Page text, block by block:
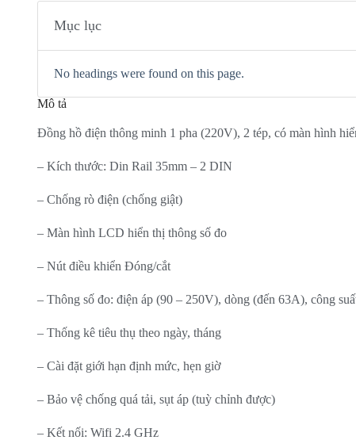
Mục lục
No headings were found on this page.
Mô tả
Đồng hồ điện thông minh 1 pha (220V), 2 tép, có màn hình
– Kích thước: Din Rail 35mm – 2 DIN
– Chống rò điện (chống giật)
– Màn hình LCD hiển thị thông số đo
– Nút điều khiển Đóng/cắt
– Thông số đo: điện áp (90 – 250V), dòng (đến 63A), công
– Thống kê tiêu thụ theo ngày, tháng
– Cài đặt giới hạn định mức, hẹn giờ
– Bảo vệ chống quá tải, sụt áp (tuỳ chỉnh được)
– Kết nối: Wifi 2.4 GHz